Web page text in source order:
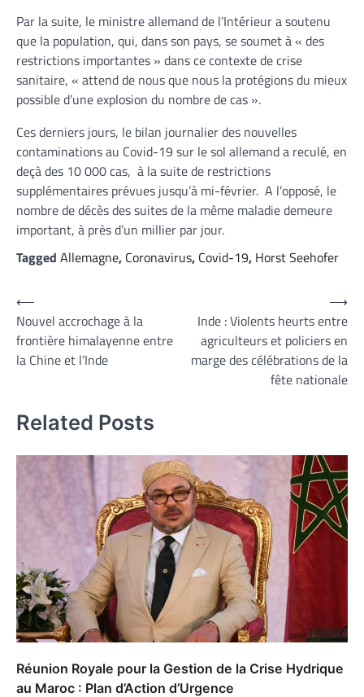
Par la suite, le ministre allemand de l’Intérieur a soutenu
que la population, qui, dans son pays, se soumet à « des
restrictions importantes » dans ce contexte de crise
sanitaire, « attend de nous que nous la protégions du mieux
possible d’une explosion du nombre de cas ».
Ces derniers jours, le bilan journalier des nouvelles
contaminations au Covid-19 sur le sol allemand a reculé, en
deçà des 10 000 cas, à la suite de restrictions
supplémentaires prévues jusqu’à mi-février. A l’opposé, le
nombre de décès des suites de la même maladie demeure
important, à près d’un millier par jour.
Tagged Allemagne, Coronavirus, Covid-19, Horst Seehofer
Navigation
de
l’article
⟵
Nouvel accrochage à la
frontière himalayenne entre
la Chine et l’Inde
Inde : Violents heurts entre
agriculteurs et policiers en
marge des célébrations de la
fête nationale
⟶
Related Posts
Réunion Royale pour la Gestion de la Crise Hydrique
au Maroc : Plan d’Action d’Urgence